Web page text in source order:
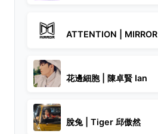
ATTENTION | MIRROR
花邊細胞 | 陳卓賢 Ian
脫兔 | Tiger 邱傲然